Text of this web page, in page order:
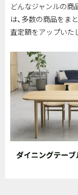
どんなジャンルの商
は、多数の商品をま
査定額をアップいた